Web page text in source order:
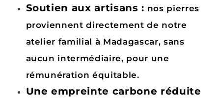
Soutien aux artisans : nos pierres
proviennent directement de notre
atelier familial à Madagascar, sans
aucun intermédiaire, pour une
rémunération équitable.
Une empreinte carbone réduite